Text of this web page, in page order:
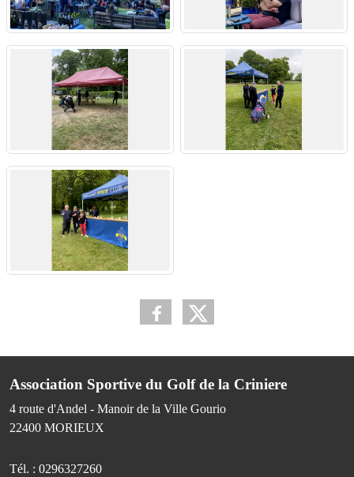
Association Sportive du Golf de la Criniere
4 route d'Andel - Manoir de la Ville Gourio
22400 MORIEUX
Tél. : 0296327260